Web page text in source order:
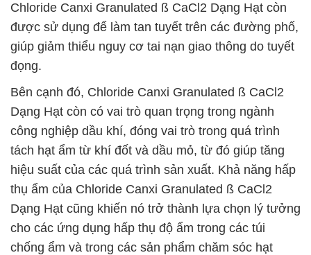
Chloride Canxi Granulated ß CaCl2 Dạng Hạt còn
được sử dụng để làm tan tuyết trên các đường phố,
giúp giảm thiểu nguy cơ tai nạn giao thông do tuyết
đọng.
Bên cạnh đó, Chloride Canxi Granulated ß CaCl2
Dạng Hạt còn có vai trò quan trọng trong ngành
công nghiệp dầu khí, đóng vai trò trong quá trình
tách hạt ẩm từ khí đốt và dầu mỏ, từ đó giúp tăng
hiệu suất của các quá trình sản xuất. Khả năng hấp
thụ ẩm của Chloride Canxi Granulated ß CaCl2
Dạng Hạt cũng khiến nó trở thành lựa chọn lý tưởng
cho các ứng dụng hấp thụ độ ẩm trong các túi
chống ẩm và trong các sản phẩm chăm sóc hạt